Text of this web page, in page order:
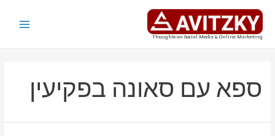
דילוג
לתוכן
Thoughts on Social Media & Online Marketing
ספא עם סאונה בפקיעין